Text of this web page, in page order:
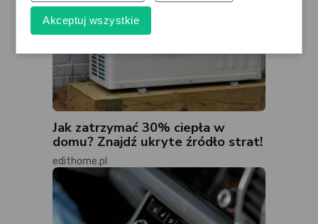
Jak zatrzymać 30% ciepła w
domu? Znajdź ukryte źródło strat!
edithome.pl
Akceptuj wszystkie